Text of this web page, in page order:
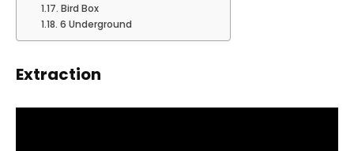
Bird Box
6 Underground
Extraction